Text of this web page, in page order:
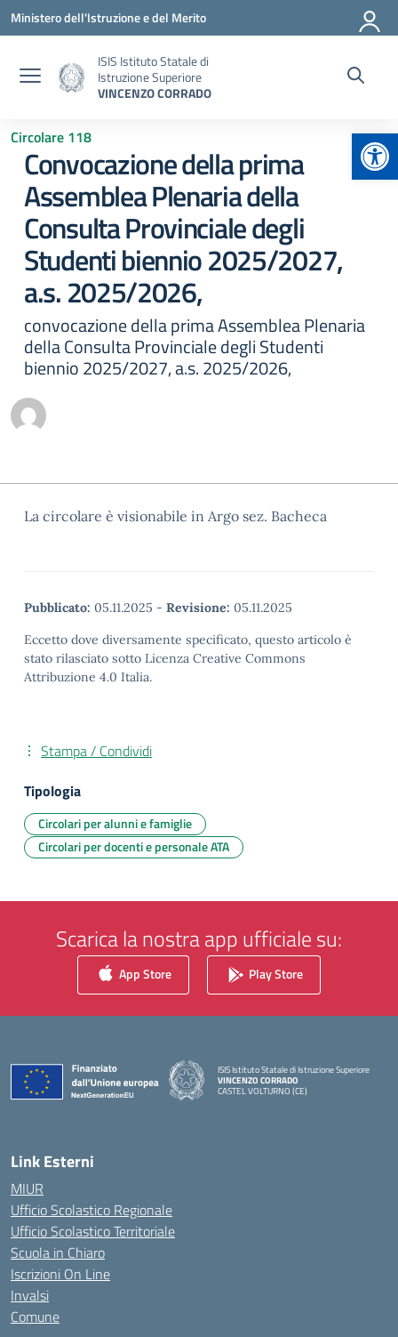
Vai ai contenuti
Vai al menu di navigazione
Vai al footer
Ministero dell'Istruzione e del Merito
ISIS Istituto Statale di
Istruzione Superiore
VINCENZO CORRADO
Circolare 118
Convocazione della prima
Assemblea Plenaria della
Consulta Provinciale degli
Studenti biennio 2025/2027,
a.s. 2025/2026,
convocazione della prima Assemblea Plenaria
della Consulta Provinciale degli Studenti
biennio 2025/2027, a.s. 2025/2026,
La circolare è visionabile in Argo sez. Bacheca
Pubblicato: 05.11.2025 - Revisione: 05.11.2025
Eccetto dove diversamente specificato, questo articolo è
stato rilasciato sotto Licenza Creative Commons
Attribuzione 4.0 Italia.
Stampa / Condividi
Tipologia
Circolari per alunni e famiglie
Circolari per docenti e personale ATA
Scarica la nostra app ufficiale su:
App Store Play Store
ISIS Istituto Statale di Istruzione Superiore
VINCENZO CORRADO
CASTEL VOLTURNO (CE)
Link Esterni
MIUR
Ufficio Scolastico Regionale
Ufficio Scolastico Territoriale
Scuola in Chiaro
Iscrizioni On Line
Invalsi
Comune